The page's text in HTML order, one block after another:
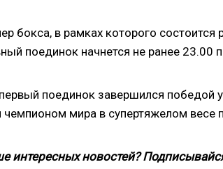
бокса, в рамках которого
поединок начнется не ранее 23.00
поединок завершился победой
мира в супертяжелом весе
интересных новостей?